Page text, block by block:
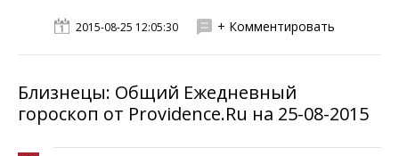
2015-08-25 12:05:30 + Комментировать
Близнецы: Общий Ежедневный
гороскоп от Providence.Ru на 25-08-2015